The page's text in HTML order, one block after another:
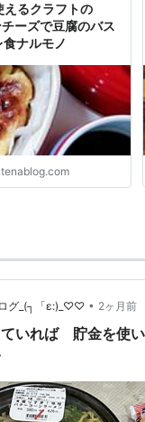
えるクラフトの
ーズで豆腐のバス
ナルモノ
グ_(┐「ε:)_♡♡ • 2ヶ月前
いれば 貯金を使